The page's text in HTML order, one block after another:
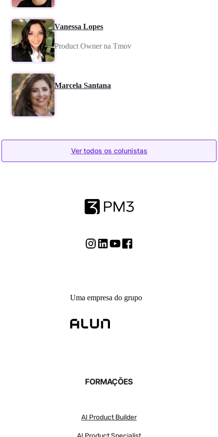
Vanessa Lopes
Product Owner na Tmov
Marcela Santana
Ver todos os colunistas
Uma empresa do grupo
FORMAÇÕES
AI Product Builder